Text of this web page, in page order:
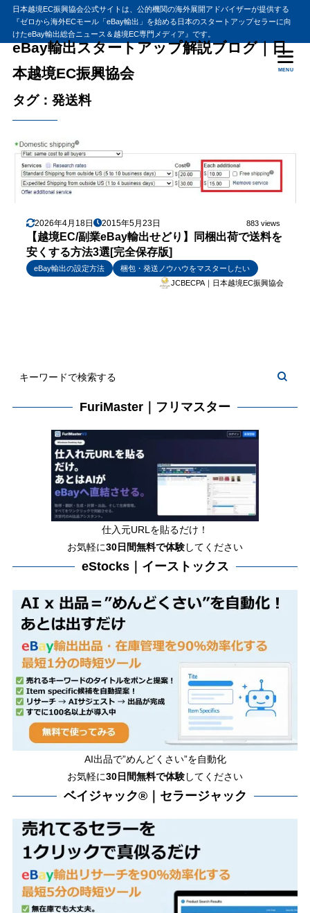
日本越境EC振興協会公式サイトは、公的機関の海外展開アドバイザーが提供する
『ゼロから海外ECモール「eBay輸出」を始める日本のスタートアップセラーに向
けたeBay輸出総合ニュース＆越境EC専門メディア』です。
eBay輸出スタートアップ解説ブログ｜日
本越境EC振興協会
MENU
タグ：発送料
2026年4月18日 2015年5月23日 883 views
【越境EC/副業eBay輸出せどり】同梱出荷で送料を
安くする方法3選[完全保存版]
eBay輸出の設定方法
梱包・発送ノウハウをマスターしたい
JCBECPA｜日本越境EC振興協会
FuriMaster｜フリマスター
仕入元URLを貼るだけ！
お気軽に30日間無料で体験してください
eStocks｜イーストックス
AI出品で”めんどくさい”を自動化
お気軽に30日間無料で体験してください
ベイジャック®｜セラージャック